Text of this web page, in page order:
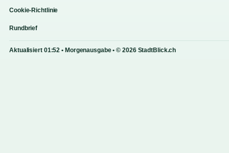
Cookie-Richtlinie
Rundbrief
Aktualisiert 01:52 • Morgenausgabe • © 2026 StadtBlick.ch